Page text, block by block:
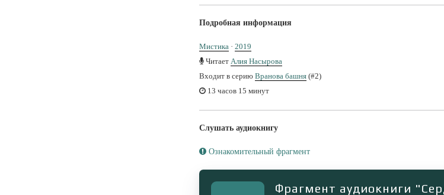
Подробная информация
Мистика · 2019
Читает Алия Насырова
Входит в серию Вранова башня (#2)
13 часов 15 минут
Слушать аудиокнигу
Ознакомительный фрагмент
Фрагмент аудиокниги